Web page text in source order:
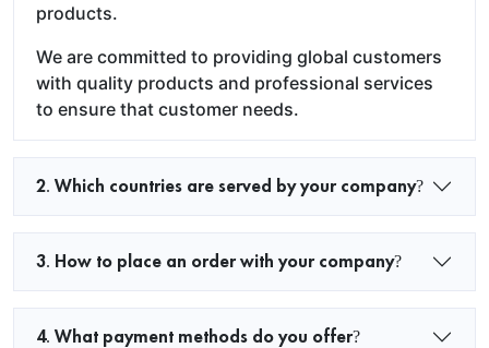
products.
We are committed to providing global customers
with quality products and professional services
to ensure that customer needs.
2. Which countries are served by your company?
3. How to place an order with your company?
4. What payment methods do you offer?